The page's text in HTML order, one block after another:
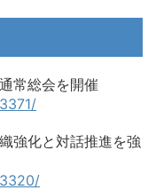
常総会を開催
強化と対話推進を強